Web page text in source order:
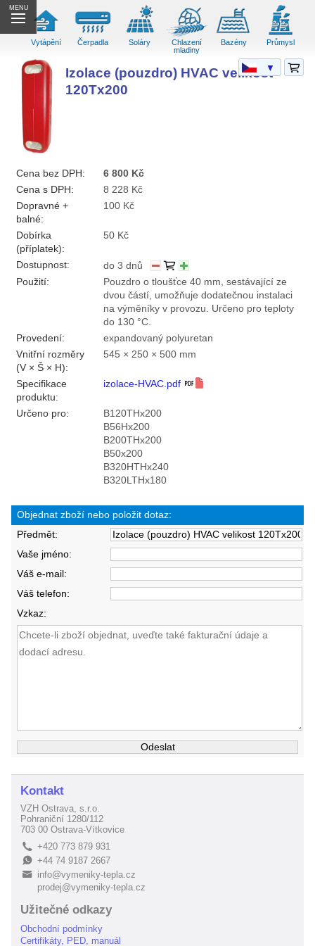
MENU
Vytápění Čerpadla Soláry
Chlazení
mladiny
Bazény Průmysl
Izolace (pouzdro) HVAC velikost
120Tx200
Cena bez DPH:
6 800 Kč
Cena s DPH:
8 228 Kč
Dopravné +
balné:
100 Kč
Dobírka
(příplatek):
50 Kč
Dostupnost:
do 3 dnů
Použití:
Pouzdro o tloušťce 40 mm, sestávající ze
dvou částí, umožňuje dodatečnou instalaci
na výměníky v provozu. Určeno pro teploty
do 130 °C.
Provedení:
expandovaný polyuretan
Vnitřní rozměry
(V × Š × H):
545 × 250 × 500 mm
Specifikace
produktu:
izolace-HVAC.pdf
Určeno pro:
B120THx200
B56Hx200
B200THx200
B50x200
B320HTHx240
B320LTHx180
Objednat zboží nebo položit dotaz:
Předmět:
Vaše jméno:
Váš e-mail:
Váš telefon:
Vzkaz:
▼
Kontakt
VZH Ostrava, s.r.o.
Pohraniční 1280/112
703 00 Ostrava-Vítkovice
L +420 773 879 931
E+44 74 9187 2667
B
info@vymeniky-tepla.cz
prodej@vymeniky-tepla.cz
Užitečné odkazy
Obchodní podmínky
Certifikáty, PED, manuál